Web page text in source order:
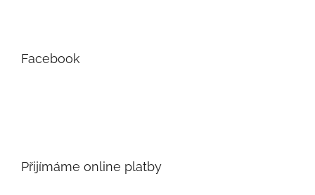
Facebook
Přijímáme online platby